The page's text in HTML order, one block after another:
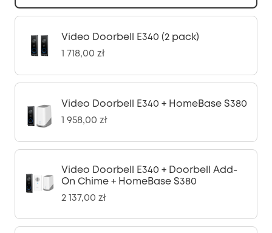
Video Doorbell E340 (2 pack)
1 718,00 zł
Video Doorbell E340 + HomeBase S380
1 958,00 zł
Video Doorbell E340 + Doorbell Add-
On Chime + HomeBase S380
2 137,00 zł